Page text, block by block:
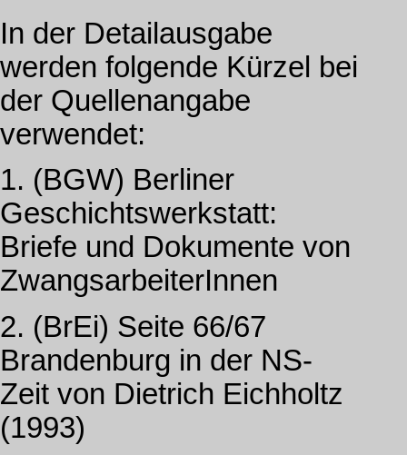
In der Detailausgabe
werden folgende Kürzel bei
der Quellenangabe
verwendet:
1. (BGW) Berliner
Geschichtswerkstatt:
Briefe und Dokumente von
ZwangsarbeiterInnen
2. (BrEi) Seite 66/67
Brandenburg in der NS-
Zeit von Dietrich Eichholtz
(1993)